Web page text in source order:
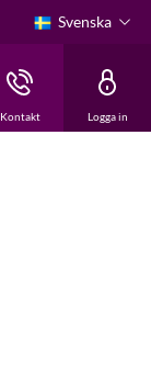
Svenska
Kontakt Logga in